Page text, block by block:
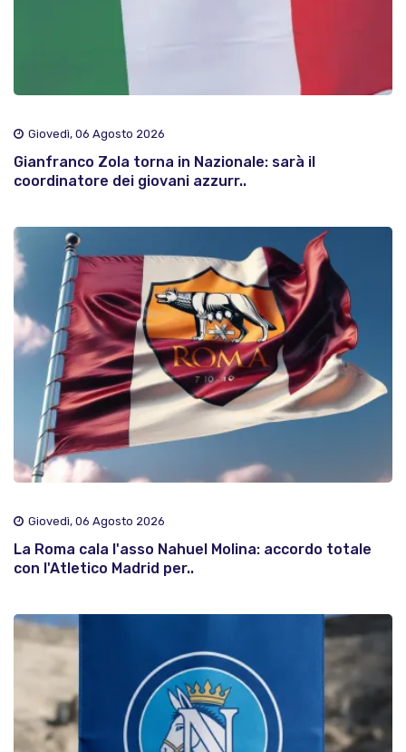
Giovedì, 06 Agosto 2026
Gianfranco Zola torna in Nazionale: sarà il
coordinatore dei giovani azzurr..
Giovedì, 06 Agosto 2026
La Roma cala l'asso Nahuel Molina: accordo totale
con l'Atletico Madrid per..